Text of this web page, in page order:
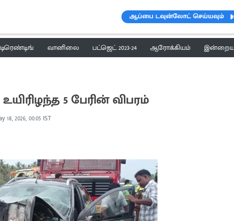
ஆப்பை டவுன்லோட் செய்யவும்
டிரெண்டிங் வானிலை பட்ஜெட் 2023-24 ஆரோக்கியம் இன்றைய
5 பேரின் விபரம்
18, 2026, 00:05 IST